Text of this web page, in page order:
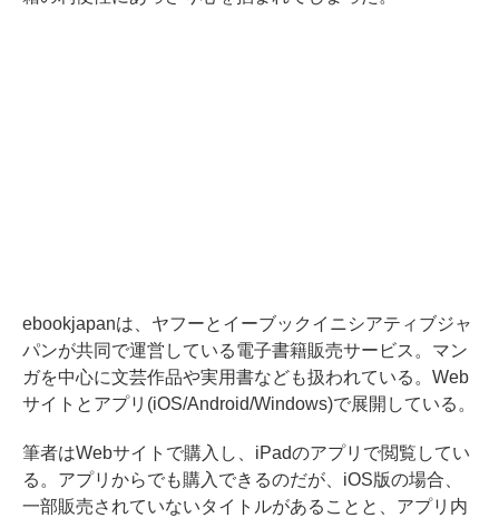
ebookjapanは、ヤフーとイーブックイニシアティブジャ
パンが共同で運営している電子書籍販売サービス。マン
ガを中心に文芸作品や実用書なども扱われている。Web
サイトとアプリ(iOS/Android/Windows)で展開している。
筆者はWebサイトで購入し、iPadのアプリで閲覧してい
る。アプリからでも購入できるのだが、iOS版の場合、
一部販売されていないタイトルがあることと、アプリ内